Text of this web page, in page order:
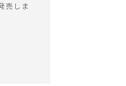
売しま